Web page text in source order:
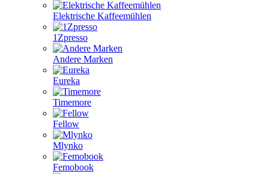
Elektrische Kaffeemühlen
1Zpresso
Andere Marken
Eureka
Timemore
Fellow
Mlynko
Femobook